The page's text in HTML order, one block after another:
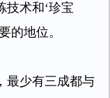
技术和‘珍宝
的地位。
最少有三成都与